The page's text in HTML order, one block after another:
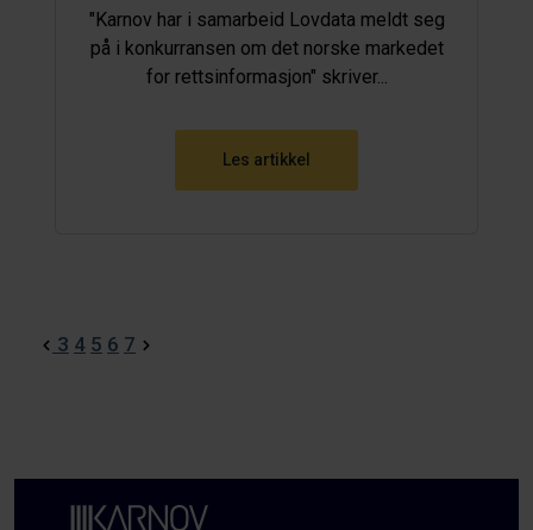
"Karnov har i samarbeid Lovdata meldt seg
på i konkurransen om det norske markedet
for rettsinformasjon" skriver...
Les artikkel
3 4 5 6 7